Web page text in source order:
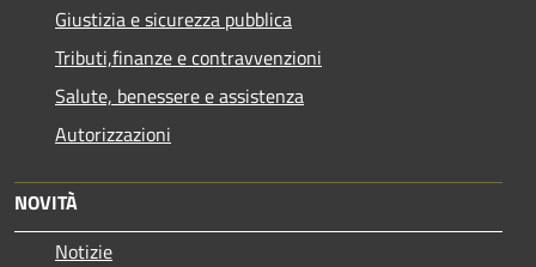
Giustizia e sicurezza pubblica
Tributi,finanze e contravvenzioni
Salute, benessere e assistenza
Autorizzazioni
NOVITÀ
Notizie